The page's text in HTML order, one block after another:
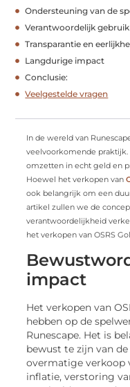
Ondersteuning van de
Verantwoordelijk
Transparantie en
Langdurige impact
Conclusie:
Veelgestelde vragen
In de wereld van
veelvoorkomende
omzetten in echt geld en
Hoewel het verkopen van
ook belangrijk om een
artikel zullen we de
verantwoordelijkheid
het verkopen van OSRS
impact
Het verkopen van
hebben op de
Runescape. Het is
bewust te zijn van
overmatige verkoop
inflatie, verstoring